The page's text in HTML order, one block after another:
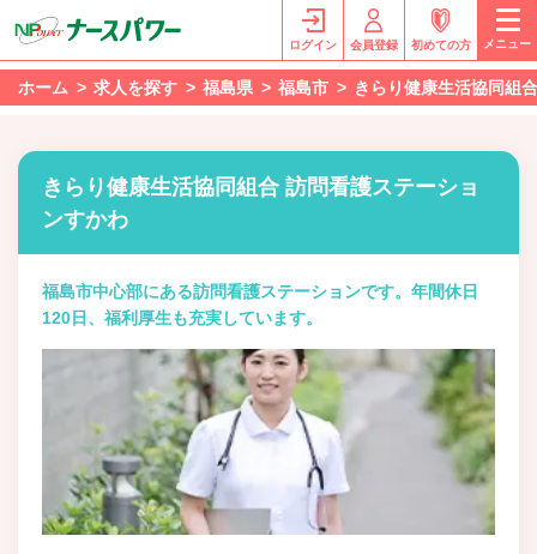
ログイン 会員登録 初めての方 メニュー
ホーム 求人を探す 福島県 福島市 きらり健康生活協同組
きらり健康生活協同組合 訪問看護ステーショ
ンすかわ
福島市中心部にある訪問看護ステーションです。年間休日
120日、福利厚生も充実しています。